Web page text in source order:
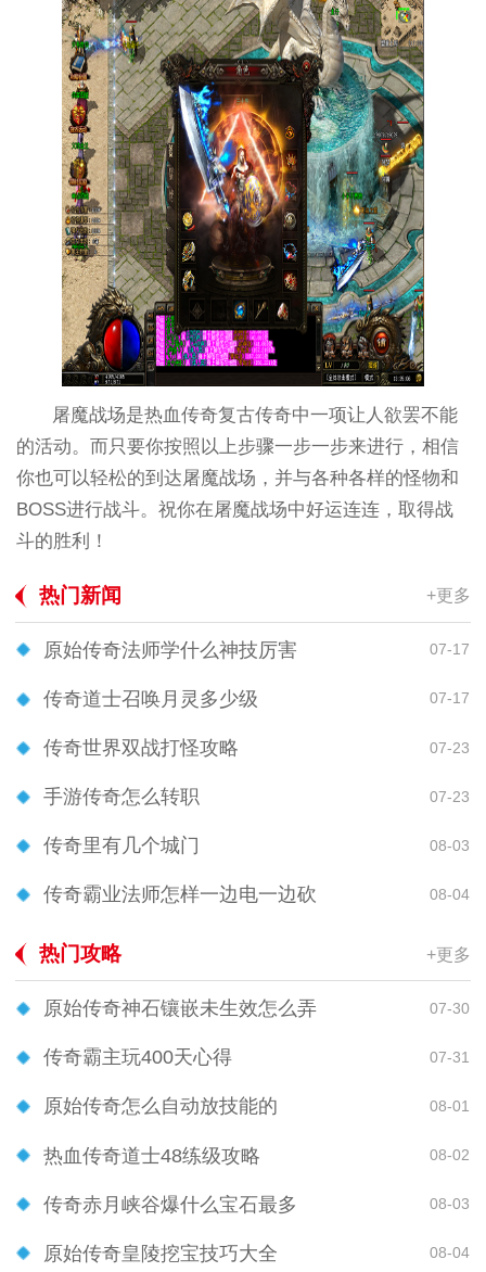
屠魔战场是热血传奇复古传奇中一项让人欲罢不能
的活动。而只要你按照以上步骤一步一步来进行，相信
你也可以轻松的到达屠魔战场，并与各种各样的怪物和
BOSS进行战斗。祝你在屠魔战场中好运连连，取得战
斗的胜利！
热门新闻 +更多
原始传奇法师学什么神技厉害 07-17
传奇道士召唤月灵多少级 07-17
传奇世界双战打怪攻略 07-23
手游传奇怎么转职 07-23
传奇里有几个城门 08-03
传奇霸业法师怎样一边电一边砍 08-04
热门攻略 +更多
原始传奇神石镶嵌未生效怎么弄 07-30
传奇霸主玩400天心得 07-31
原始传奇怎么自动放技能的 08-01
热血传奇道士48练级攻略 08-02
传奇赤月峡谷爆什么宝石最多 08-03
原始传奇皇陵挖宝技巧大全 08-04